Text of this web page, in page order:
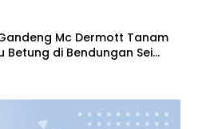
Mc Dermott Tanam
Betung di Bendungan Sei